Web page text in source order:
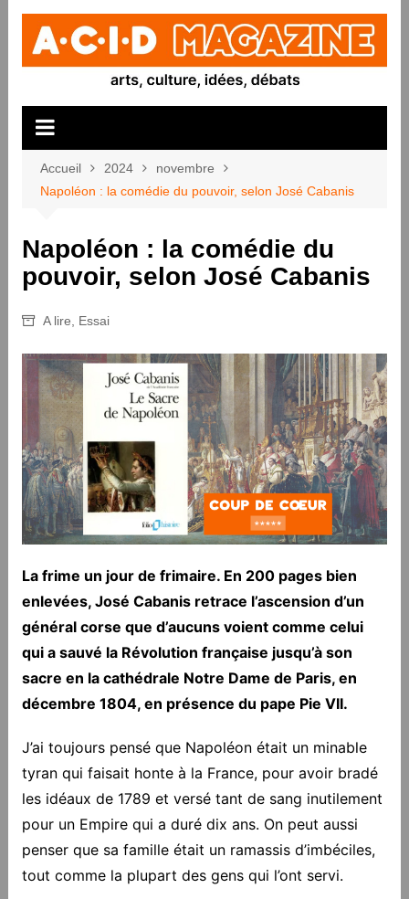
Aller
contenu
Accueil 2024
novembre
Napoléon : la comédie du pouvoir, selon José Cabanis
Napoléon : la comédie du
pouvoir, selon José Cabanis
A lire, Essai
La frime un jour de frimaire. En 200 pages bien
enlevées, José Cabanis retrace l’ascension d’un
général corse que d’aucuns voient comme celui
qui a sauvé la Révolution française jusqu’à son
sacre en la cathédrale Notre Dame de Paris, en
décembre 1804, en présence du pape Pie VII.
J’ai toujours pensé que Napoléon était un minable
tyran qui faisait honte à la France, pour avoir bradé
les idéaux de 1789 et versé tant de sang inutilement
pour un Empire qui a duré dix ans. On peut aussi
penser que sa famille était un ramassis d’imbéciles,
tout comme la plupart des gens qui l’ont servi.